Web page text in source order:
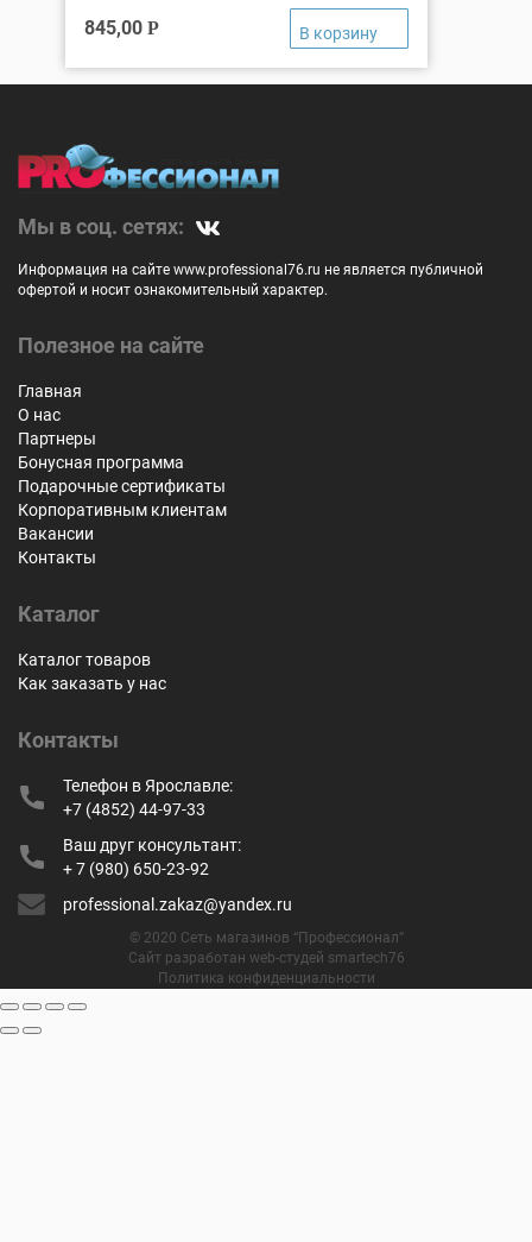
845,00 Р
Мы в соц. сетях:
Информация на сайте www.professional76.ru не является публичной
офертой и носит ознакомительный характер.
Полезное на сайте
Главная
О нас
Партнеры
Бонусная программа
Подарочные сертификаты
Корпоративным клиентам
Вакансии
Контакты
Каталог
Каталог товаров
Как заказать у нас
Контакты
Телефон в Ярославле:
+7 (4852) 44-97-33
Ваш друг консультант:
+ 7 (980) 650-23-92
professional.zakaz@yandex.ru
© 2020 Сеть магазинов “Профессионал”
Сайт разработан web-студей smartech76
Политика конфиденциальности